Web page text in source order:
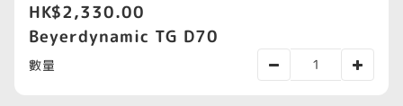
HK$2,330.00
Beyerdynamic TG D70
數量